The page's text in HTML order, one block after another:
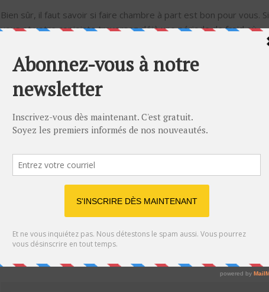
Bien sûr, il faut savoir si faire chambre à part est bon pour vous. Si
vous et votre conjointe traversez déjà une période de froid où
pour éviter de vous côtoyer. Avoir chacun sa chambre peut être
moyen de prévenir les problèmes, mais, à moins que les amants
soient des personnes naturellement solitaires qui souffrent
lorsqu’ils ne peuvent trouver de solitude, avoir chacun sa chambre
ne guérira pas les problèmes de couple. Aussi, avoir chacun sa
chambre ne signifie pas dormir tout le temps à part. Cela laisse la
sommeil, et de s’isoler pour vaquer à se propres occupations
(couture, peinture, sport …) Mais on n’est pas obligé de faire
chambre à part tous les soirs ! Pour certains, il est difficile de voir
en quoi tout cela pourrait aider. Il s’agit simplement d’une
de goûts. A vous de voir si vous faites partie des rares couples